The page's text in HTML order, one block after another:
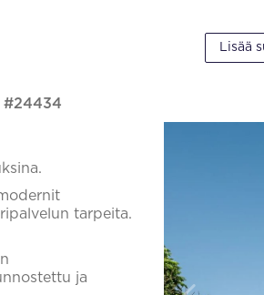
#24434
Lisää
tarpeita.
ja